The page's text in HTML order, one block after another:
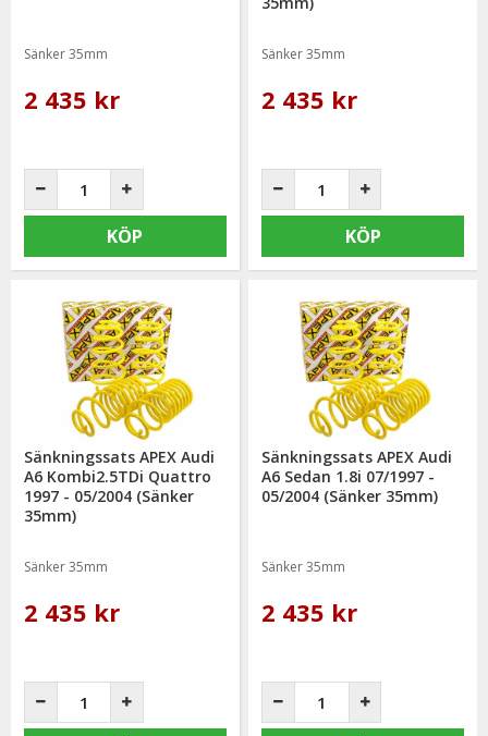
Sänker 35mm
2 435 kr
KÖP
Sänker 35mm
2 435 kr
KÖP
Sänkningssats APEX Audi
A6 Kombi2.5TDi Quattro
1997 - 05/2004 (Sänker
35mm)
Sänker 35mm
2 435 kr
Sänkningssats APEX Audi
A6 Sedan 1.8i 07/1997 -
05/2004 (Sänker 35mm)
Sänker 35mm
2 435 kr